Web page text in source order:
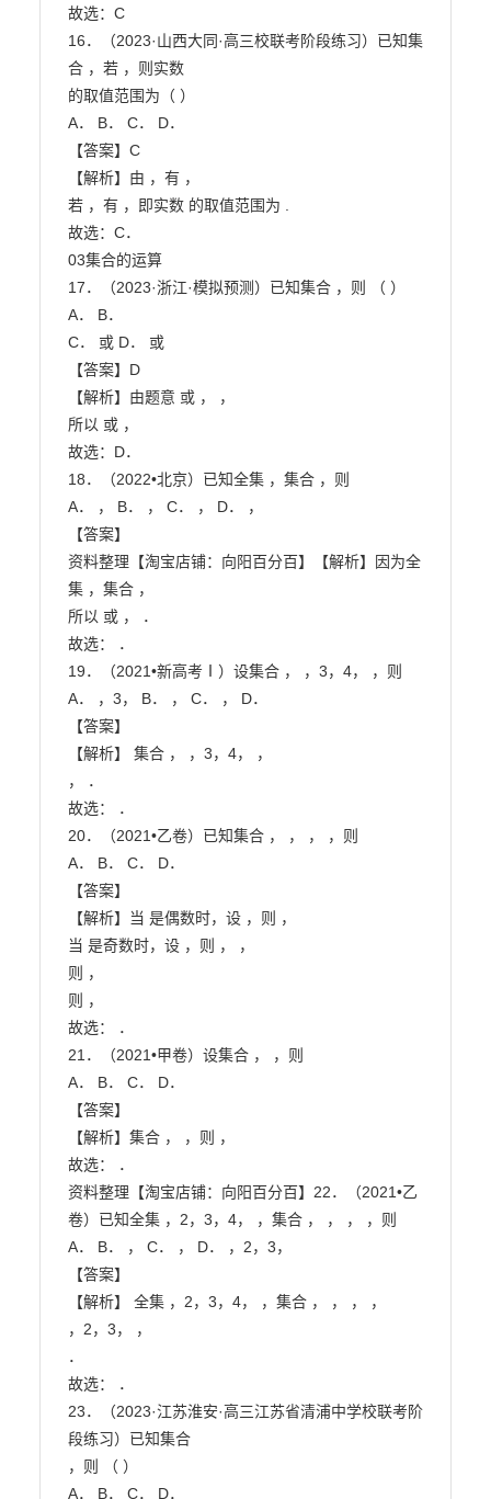
故选：C
16．（2023·山西大同·高三校联考阶段练习）已知集
合 ，若 ，则实数
的取值范围为（ ）
A． B． C． D．
【答案】C
【解析】由 ，有 ，
若 ，有 ，即实数 的取值范围为 .
故选：C．
03集合的运算
17．（2023·浙江·模拟预测）已知集合 ，则 （ ）
A． B．
C． 或 D． 或
【答案】D
【解析】由题意 或 ， ，
所以 或 ，
故选：D．
18．（2022•北京）已知全集 ，集合 ，则
A． ， B． ， C． ， D． ，
【答案】
资料整理【淘宝店铺：向阳百分百】【解析】因为全
集 ，集合 ，
所以 或 ， ．
故选： ．
19．（2021•新高考Ⅰ）设集合 ， ，3，4， ，则
A． ，3， B． ， C． ， D．
【答案】
【解析】 集合 ， ，3，4， ，
， ．
故选： ．
20．（2021•乙卷）已知集合 ， ， ， ，则
A． B． C． D．
【答案】
【解析】当 是偶数时，设 ，则 ，
当 是奇数时，设 ，则 ， ，
则 ，
则 ，
故选： ．
21．（2021•甲卷）设集合 ， ，则
A． B． C． D．
【答案】
【解析】集合 ， ，则 ，
故选： ．
资料整理【淘宝店铺：向阳百分百】22．（2021•乙
卷）已知全集 ，2，3，4， ，集合 ， ， ， ，则
A． B． ， C． ， D． ，2，3，
【答案】
【解析】 全集 ，2，3，4， ，集合 ， ， ， ，
，2，3， ，
．
故选： ．
23．（2023·江苏淮安·高三江苏省清浦中学校联考阶
段练习）已知集合
，则 （ ）
A． B． C． D．